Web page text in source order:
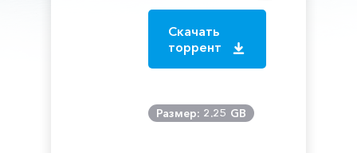
Скачать
торрент
Размер: 2.25 GB